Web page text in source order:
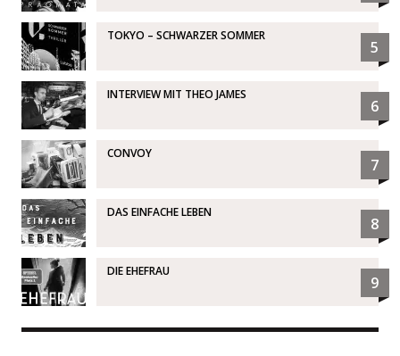
TOKYO – SCHWARZER SOMMER
5
INTERVIEW MIT THEO JAMES
6
CONVOY
7
DAS EINFACHE LEBEN
8
DIE EHEFRAU
9